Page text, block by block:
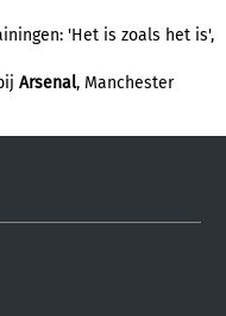
'Het is zoals het is',
Arsenal, Manchester